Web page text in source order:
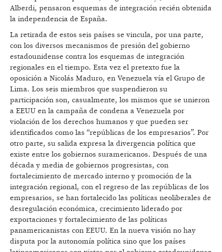
Alberdi, pensaron esquemas de integración recién obtenida
la independencia de España.
La retirada de estos seis países se vincula, por una parte,
con los diversos mecanismos de presión del gobierno
estadounidense contra los esquemas de integración
regionales en el tiempo. Esta vez el pretexto fue la
oposición a Nicolás Maduro, en Venezuela vía el Grupo de
Lima. Los seis miembros que suspendieron su
participación son, casualmente, los mismos que se unieron
a EEUU en la campaña de condena a Venezuela por
violación de los derechos humanos y que pueden ser
identificados como las “repúblicas de los empresarios”. Por
otro parte, su salida expresa la divergencia política que
existe entre los gobiernos suramericanos. Después de una
década y media de gobiernos progresistas, con
fortalecimiento de mercado interno y promoción de la
integración regional, con el regreso de las repúblicas de los
empresarios, se han fortalecido las políticas neoliberales de
desregulación económica, crecimiento liderado por
exportaciones y fortalecimiento de las políticas
panamericanistas con EEUU. En la nueva visión no hay
disputa por la autonomía política sino que los países